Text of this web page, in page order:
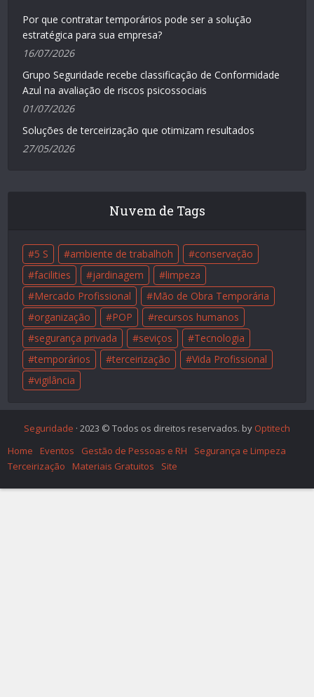
Por que contratar temporários pode ser a solução
estratégica para sua empresa?
16/07/2026
Grupo Seguridade recebe classificação de Conformidade
Azul na avaliação de riscos psicossociais
01/07/2026
Soluções de terceirização que otimizam resultados
27/05/2026
Nuvem de Tags
5 S ambiente de trabalhoh
conservação
facilities
jardinagem
limpeza
Mercado Profissional
Mão de Obra Temporária
organização
POP
recursos humanos
segurança privada
seviços
Tecnologia
temporários
terceirização
Vida Profissional
vigilância
Seguridade · 2023 © Todos os direitos reservados. by Optitech
Home
Eventos Gestão de Pessoas e RH
Segurança e Limpeza
Terceirização
Materiais Gratuitos Site